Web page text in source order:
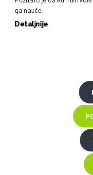
ga nauče.
Detaljnije